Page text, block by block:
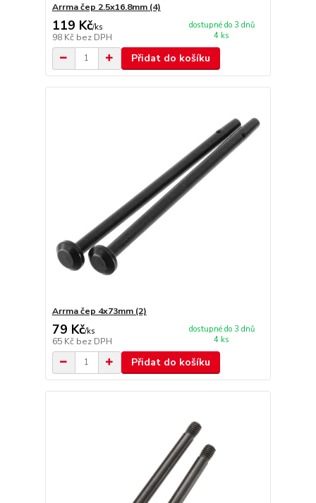
Arrma čep 2.5x16.8mm (4)
119 Kč/ks
98 Kč bez DPH
dostupné do 3 dnů
4 ks
Přidat do košíku
Arrma čep 4x73mm (2)
79 Kč/ks
65 Kč bez DPH
dostupné do 3 dnů
4 ks
Přidat do košíku